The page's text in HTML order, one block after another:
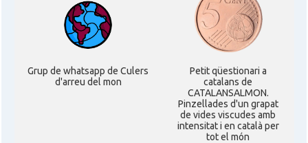
Grup de whatsapp de Culers
d'arreu del mon
Petit qüestionari a
catalans de
CATALANSALMON.
Pinzellades d'un grapat
de vides viscudes amb
intensitat i en català per
tot el món